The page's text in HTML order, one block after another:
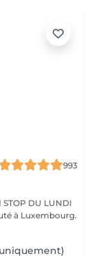
993
DU LUNDI
uniquement)